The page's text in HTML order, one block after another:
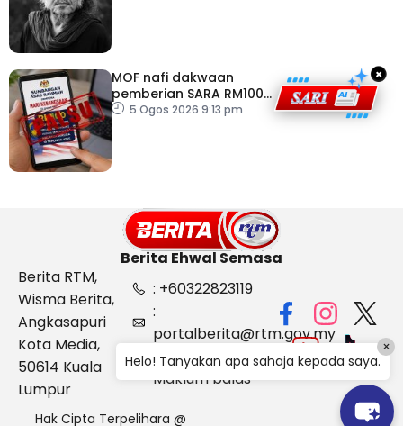
MOF nafi dakwaan
pemberian SARA RM100
sempena Hari
5 Ogos 2026 9:13 pm
×
Berita Ehwal Semasa
Berita RTM,
Wisma Berita,
Angkasapuri
Kota Media,
50614 Kuala
Lumpur
: +60322823119
:
portalberita@rtm.gov.my
: Aduan &
Maklum balas
Hak Cipta Terpelihara @
Helo! Tanyakan apa sahaja kepada saya.
×